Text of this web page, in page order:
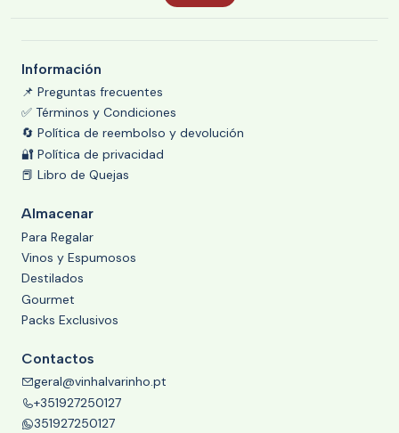
Información
📌 Preguntas frecuentes
✅ Términos y Condiciones
🔄 Política de reembolso y devolución
🔐 Política de privacidad
📕 Libro de Quejas
Almacenar
Para Regalar
Vinos y Espumosos
Destilados
Gourmet
Packs Exclusivos
Contactos
geral@vinhalvarinho.pt
+351927250127
351927250127